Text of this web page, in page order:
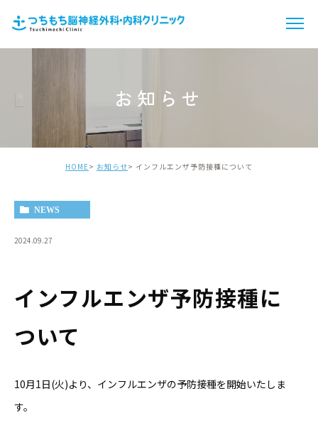
お知らせ
HOME お知らせ インフルエンザ予防接種について
NEWS
2024.09.27
インフルエンザ予防接種に
ついて
10月1日(火)より、インフルエンザの予防接種を開始いたしま
す。